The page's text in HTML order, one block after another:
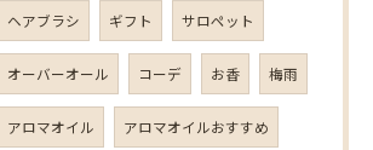
ヘアブラシ ギフト サロペット
オーバーオール コーデ お香 梅雨
アロマオイル アロマオイルおすすめ